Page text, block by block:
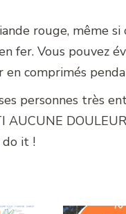
rouge, même si
fer. Vous pouvez
comprimés
personnes très
AUCUNE
do it !